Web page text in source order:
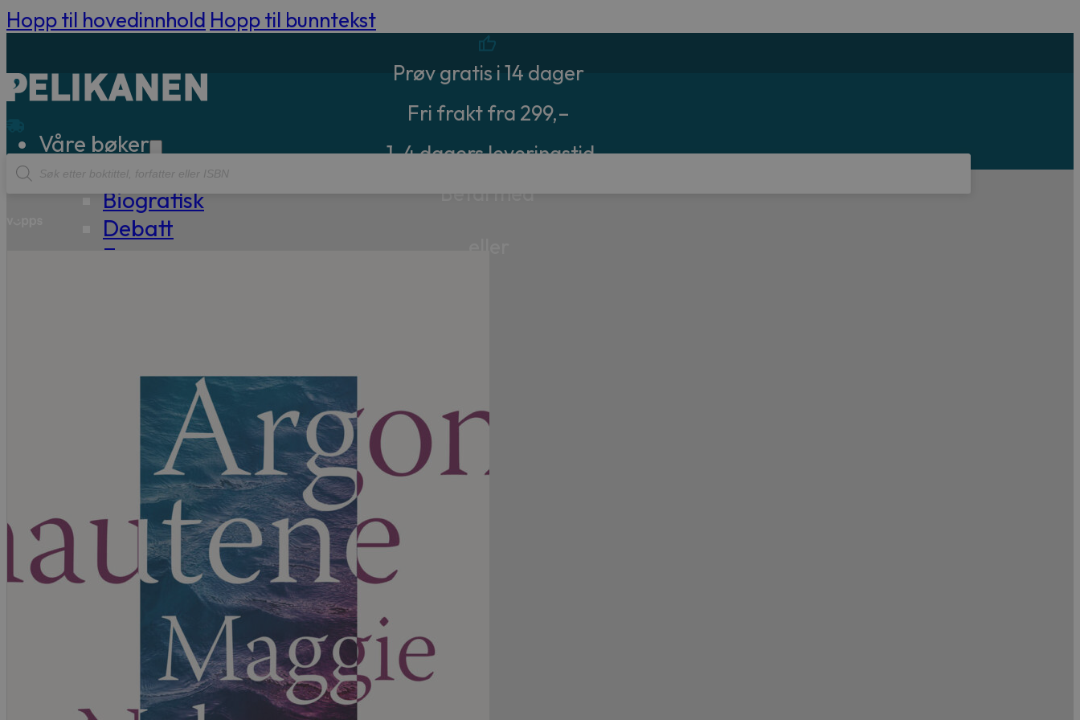
Hopp til hovedinnhold Hopp til bunntekst
Prøv gratis i 14 dager
Fri frakt fra 299,–
1-4 dagers leveringstid
Betal med
Våre bøker
Sakprosa
Biografisk
Debatt
Essay
Roman
Tegneserier
Outlet — kvalitetslitteratur til 99,-
Forfattere
Våre utvalgte
Våre bøker
Sakprosa
Products
search